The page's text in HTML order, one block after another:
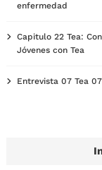
enfermedad
Capitulo 22 Tea:
Jóvenes con Tea
Entrevista 07 Tea